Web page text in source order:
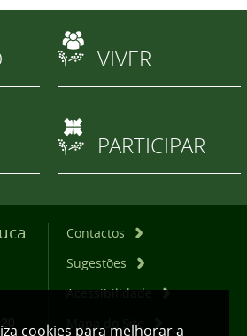
VIVER
PARTICIPAR
Contactos
Sugestões
Acessibilidade
Mapa do Site
cookies para melhorar a